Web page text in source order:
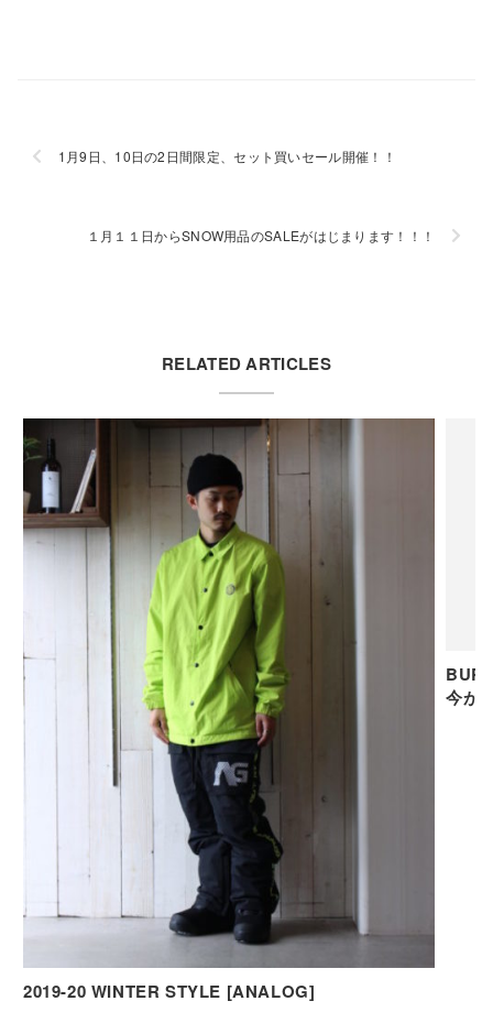
1月9日、10日の2日間限定、セット買いセール開催！！
１月１１日からSNOW用品のSALEがはじまります！！！
RELATED ARTICLES
2019-20 WINTER STYLE [ANALOG]
今が